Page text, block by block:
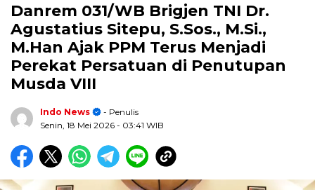
Danrem 031/WB Brigjen TNI Dr.
Agustatius Sitepu, S.Sos., M.Si.,
M.Han Ajak PPM Terus Menjadi
Perekat Persatuan di Penutupan
Musda VIII
Indo News
- Penulis
Senin, 18 Mei 2026 - 03:41 WIB